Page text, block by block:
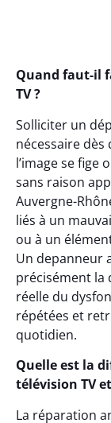
Quand faut-il
TV ?
Solliciter un
nécessaire
l’image se fige
sans raison
Auvergne-
liés à un
ou à un
Un depanneur
précisément la
réelle du
répétées et
quotidien.
Quelle est la
télévision TV
La réparation